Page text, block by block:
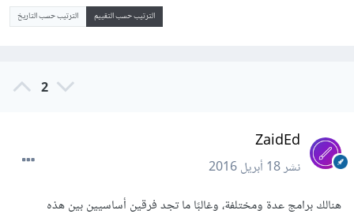
الترتيب حسب التقييم الترتيب حسب التاريخ
2
ZaidEd
نشر18 أبريل 2016
هنالك برامج عدة ومختلفة، وغالبًا ما تجد فرقين أساسيين بين هذه